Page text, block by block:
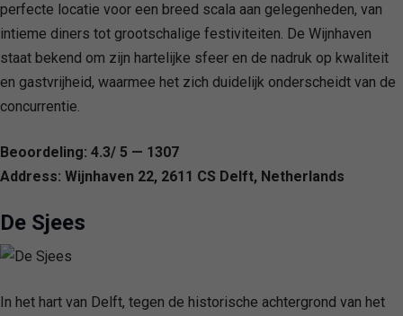
perfecte locatie voor een breed scala aan gelegenheden, van
intieme diners tot grootschalige festiviteiten. De Wijnhaven
staat bekend om zijn hartelijke sfeer en de nadruk op kwaliteit
en gastvrijheid, waarmee het zich duidelijk onderscheidt van de
concurrentie.
Beoordeling: 4.3/ 5 — 1307
Address: Wijnhaven 22, 2611 CS Delft, Netherlands
De Sjees
In het hart van Delft, tegen de historische achtergrond van het